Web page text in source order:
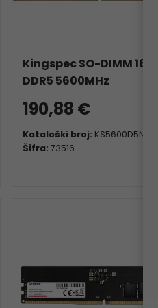
Kingspec SO-DIMM 16GB
DDR5 5600MHz
190,88 €
Kataloški broj:
Šifra: 73516